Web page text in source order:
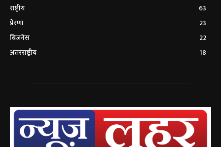
राष्ट्रीय
63
प्रेरणा
23
बिजनेस
22
अंतरराष्ट्रीय
18